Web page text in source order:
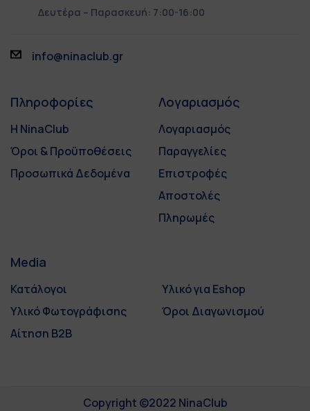
Δευτέρα – Παρασκευή: 7:00-16:00
info@ninaclub.gr
Πληροφορίες
Η NinaClub
Όροι & Προϋποθέσεις
Προσωπικά Δεδομένα
Λογαριασμός
Λογαριασμός
Παραγγελίες
Επιστροφές
Αποστολές
Πληρωμές
Media
Κατάλογοι
Υλικό για Eshop
Υλικό Φωτογράφισης
Όροι Διαγωνισμού
Αίτηση B2B
Copyright ©2022 NinaClub